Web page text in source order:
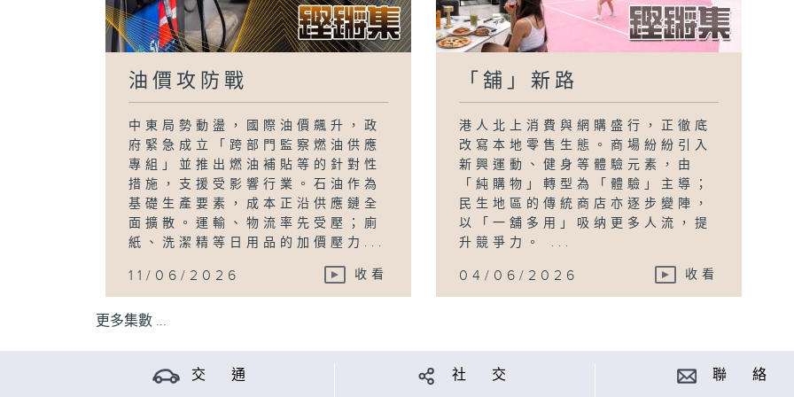
油價攻防戰
中東局勢動盪，國際油價飆升，政
府緊急成立「跨部門監察燃油供應
專組」並推出燃油補貼等的針對性
措施，支援受影響行業。石油作為
基礎生產要素，成本正沿供應鏈全
面擴散。運輸、物流率先受壓；廁
紙、洗潔精等日用品的加價壓力...
11/06/2026 收看
「舖」新路
港人北上消費與網購盛行，正徹底
改寫本地零售生態。商場紛紛引入
新興運動、健身等體驗元素，由
「純購物」轉型為「體驗」主導；
民生地區的傳統商店亦逐步變陣，
以「一舖多用」吸纳更多人流，提
升競爭力。 ...
04/06/2026 收看
更多集數 ...
交 通 社 交 聯 絡